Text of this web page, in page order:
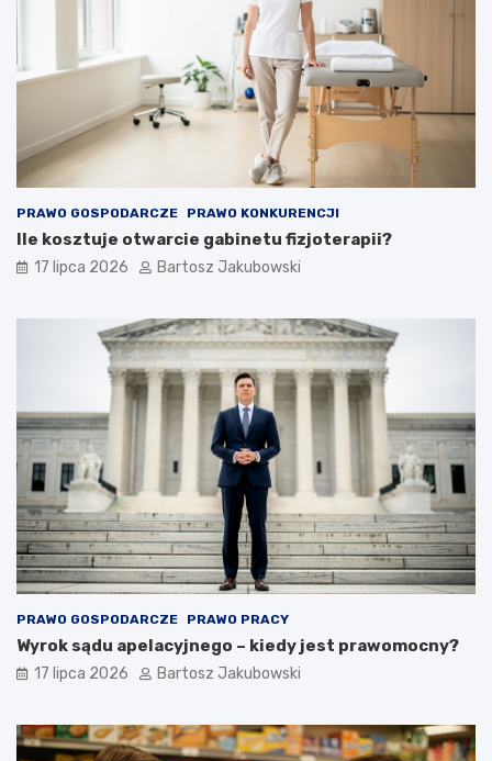
PRAWO GOSPODARCZE PRAWO KONKURENCJI
Ile kosztuje otwarcie gabinetu fizjoterapii?
17 lipca 2026 Bartosz Jakubowski
PRAWO GOSPODARCZE PRAWO PRACY
Wyrok sądu apelacyjnego – kiedy jest prawomocny?
17 lipca 2026 Bartosz Jakubowski